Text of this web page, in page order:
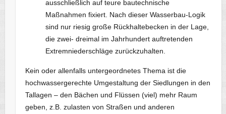
ausschließlich auf teure bautechnische
Maßnahmen fixiert. Nach dieser Wasserbau-Logik
sind nur riesig große Rückhaltebecken in der Lage,
die zwei- dreimal im Jahrhundert auftretenden
Extremniederschläge zurückzuhalten.
Kein oder allenfalls untergeordnetes Thema ist die
hochwassergerechte Umgestaltung der Siedlungen in den
Tallagen – den Bächen und Flüssen (viel) mehr Raum
geben, z.B. zulasten von Straßen und anderen